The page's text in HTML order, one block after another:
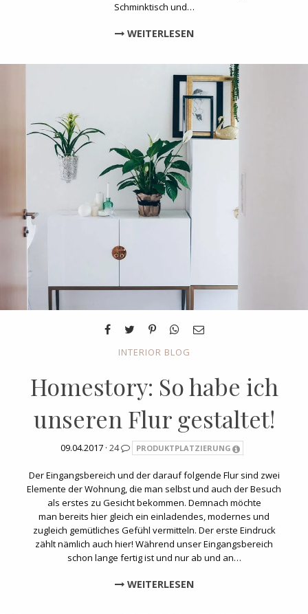
Schminktisch und…
WEITERLESEN
INTERIOR BLOG
Homestory: So habe ich
unseren Flur gestaltet!
09.04.2017 · 24 PRODUKTPLATZIERUNG
Der Eingangsbereich und der darauf folgende Flur sind zwei
Elemente der Wohnung, die man selbst und auch der Besuch
als erstes zu Gesicht bekommen. Demnach möchte
man bereits hier gleich ein einladendes, modernes und
zugleich gemütliches Gefühl vermitteln. Der erste Eindruck
zählt nämlich auch hier! Während unser Eingangsbereich
schon lange fertig ist und nur ab und an…
WEITERLESEN